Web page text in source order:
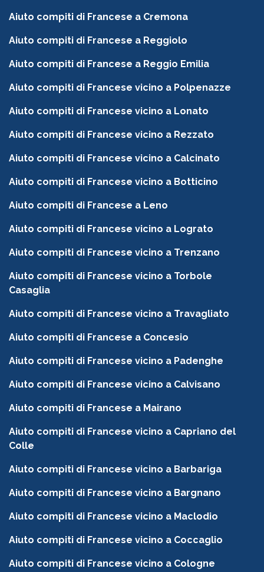
Aiuto compiti di Francese a Cremona
Aiuto compiti di Francese a Reggiolo
Aiuto compiti di Francese a Reggio Emilia
Aiuto compiti di Francese vicino a Polpenazze
Aiuto compiti di Francese vicino a Lonato
Aiuto compiti di Francese vicino a Rezzato
Aiuto compiti di Francese vicino a Calcinato
Aiuto compiti di Francese vicino a Botticino
Aiuto compiti di Francese a Leno
Aiuto compiti di Francese vicino a Lograto
Aiuto compiti di Francese vicino a Trenzano
Aiuto compiti di Francese vicino a Torbole
Casaglia
Aiuto compiti di Francese vicino a Travagliato
Aiuto compiti di Francese a Concesio
Aiuto compiti di Francese vicino a Padenghe
Aiuto compiti di Francese vicino a Calvisano
Aiuto compiti di Francese a Mairano
Aiuto compiti di Francese vicino a Capriano del
Colle
Aiuto compiti di Francese vicino a Barbariga
Aiuto compiti di Francese vicino a Bargnano
Aiuto compiti di Francese vicino a Maclodio
Aiuto compiti di Francese vicino a Coccaglio
Aiuto compiti di Francese vicino a Cologne